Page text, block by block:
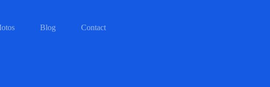
Blog Contact